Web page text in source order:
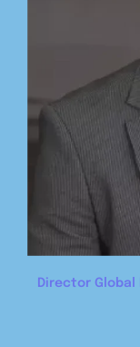
Director Global